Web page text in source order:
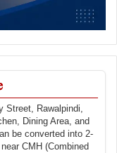
Street, Rawalpindi,
Dining Area, and
be converted into 2-
CMH (Combined